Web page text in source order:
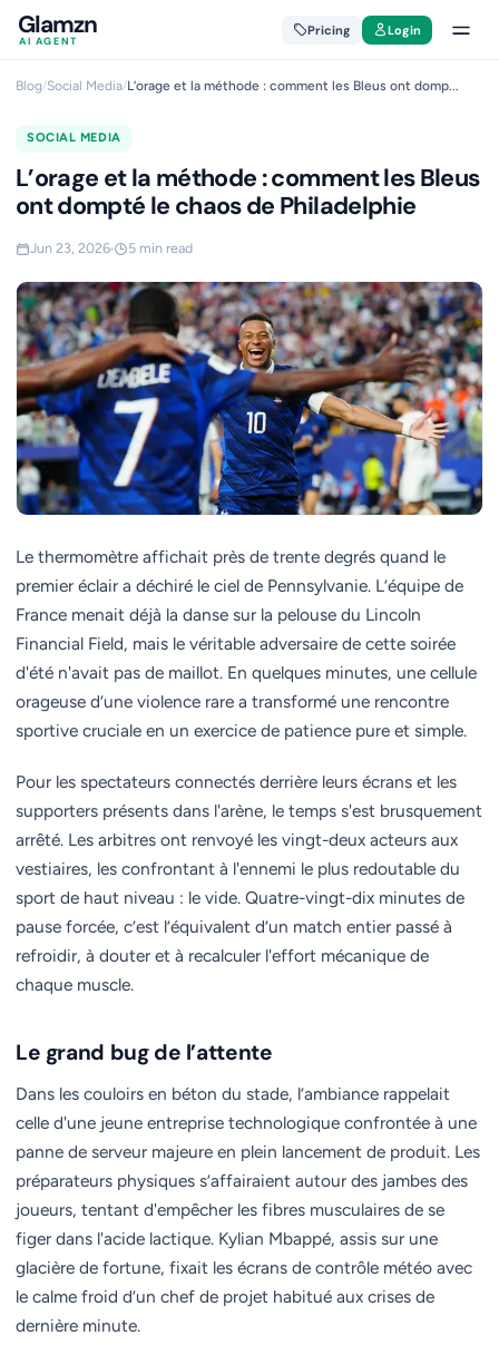
Glamzn
AI AGENT
Pricing Login
Blog/Social Media/L’orage et la méthode : comment les Bleus ont domp...
SOCIAL MEDIA
L’orage et la méthode : comment les Bleus
ont dompté le chaos de Philadelphie
Jun 23, 2026 5 min read
Le thermomètre affichait près de trente degrés quand le
premier éclair a déchiré le ciel de Pennsylvanie. L’équipe de
France menait déjà la danse sur la pelouse du Lincoln
Financial Field, mais le véritable adversaire de cette soirée
d'été n'avait pas de maillot. En quelques minutes, une cellule
orageuse d’une violence rare a transformé une rencontre
sportive cruciale en un exercice de patience pure et simple.
Pour les spectateurs connectés derrière leurs écrans et les
supporters présents dans l'arène, le temps s'est brusquement
arrêté. Les arbitres ont renvoyé les vingt-deux acteurs aux
vestiaires, les confrontant à l'ennemi le plus redoutable du
sport de haut niveau : le vide. Quatre-vingt-dix minutes de
pause forcée, c’est l’équivalent d’un match entier passé à
refroidir, à douter et à recalculer l'effort mécanique de
chaque muscle.
Le grand bug de l’attente
Dans les couloirs en béton du stade, l’ambiance rappelait
celle d'une jeune entreprise technologique confrontée à une
panne de serveur majeure en plein lancement de produit. Les
préparateurs physiques s’affairaient autour des jambes des
joueurs, tentant d'empêcher les fibres musculaires de se
figer dans l'acide lactique. Kylian Mbappé, assis sur une
glacière de fortune, fixait les écrans de contrôle météo avec
le calme froid d’un chef de projet habitué aux crises de
dernière minute.